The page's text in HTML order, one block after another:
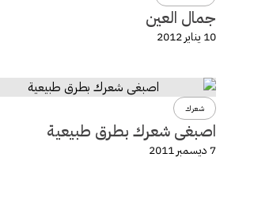
جمال العين
10 يناير 2012
شعرك
اصبغى شعرك بطرق طبيعية
7 ديسمبر 2011